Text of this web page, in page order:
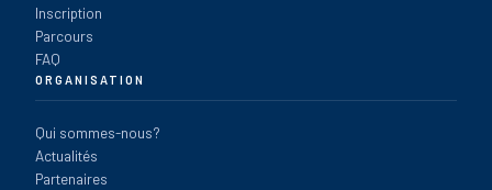
Inscription
Parcours
FAQ
ORGANISATION
Qui sommes-nous?
Actualités
Partenaires